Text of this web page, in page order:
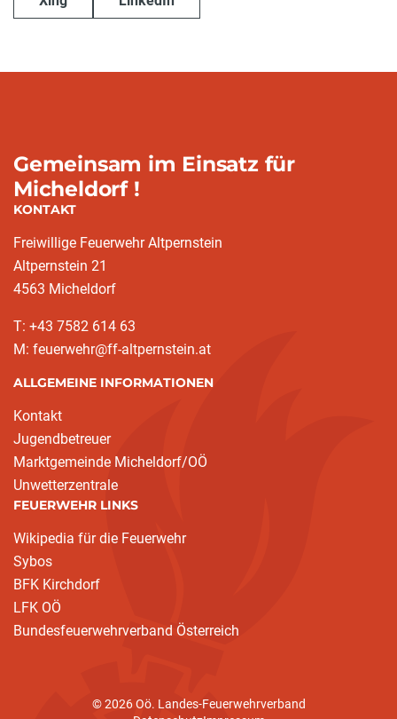
Gemeinsam im Einsatz für
Micheldorf !
KONTAKT
Freiwillige Feuerwehr Altpernstein
Altpernstein 21
4563 Micheldorf
T: +43 7582 614 63
M: feuerwehr@ff-altpernstein.at
ALLGEMEINE INFORMATIONEN
Kontakt
Jugendbetreuer
Marktgemeinde Micheldorf/OÖ
Unwetterzentrale
FEUERWEHR LINKS
Wikipedia für die Feuerwehr
Sybos
BFK Kirchdorf
LFK OÖ
Bundesfeuerwehrverband Österreich
© 2026 Oö. Landes-Feuerwehrverband